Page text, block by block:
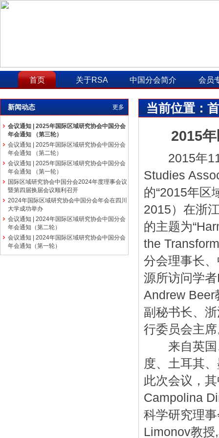
首页 关于RSA 中国分会简介 会员
更多
新闻动态
会议通知 | 2025年国际区域研究协会中国分会
年会通知 （第三轮）
会议通知 | 2025年国际区域研究协会中国分会
年会通知 （第二轮）
会议通知 | 2025年国际区域研究协会中国分会
年会通知 （第一轮）
国际区域研究协会中国分会2024年度理事会议
暨第四届换届会议顺利召开
2024年国际区域研究协会中国分会年会在四川
大学成功举办
会议通知 | 2024年国际区域研究协会中国分会
年会通知（第二轮）
会议通知 | 2024年国际区域研究协会中国分会
年会通知（第一轮）
当前位置：
2015
2015年11
Studies
的“2015年区
2015）在浙
的主题为
the
分会理事长
源所访问学
Andrew Beer
副秘书长、
行委员会主
来自英国
度、土耳其
此次会议，
Campolina
科学研究理
Limonov教